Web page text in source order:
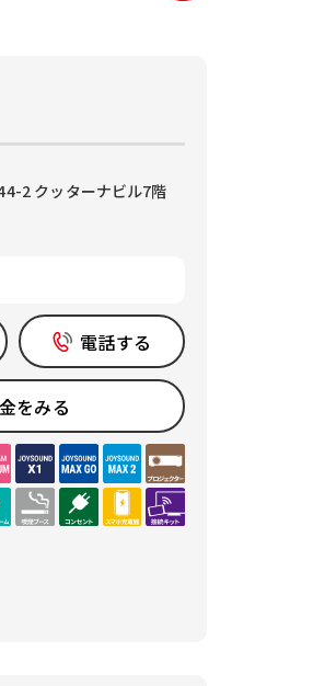
2 クッターナビル7階
電話する
をみる